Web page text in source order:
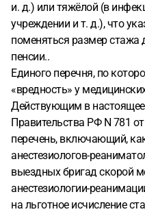
и. д.) или тяжёлой (в
учреждении и т. д.), что
поменяться размер стажа
пенсии..
Единого перечня, по
«вредность» у
Действующим в
Правительства РФ N 781
перечень, включающий,
анестезиологов-
выездных бригад скорой
анестезиологии-
на льготное исчисление